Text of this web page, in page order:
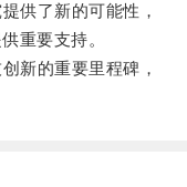
供了新的可能性，
重要支持。
新的重要里程碑，